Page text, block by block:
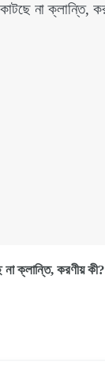
না ক্লান্তি, করণীয় কী?